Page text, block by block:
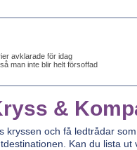
avklarade för idag
man inte blir helt försoffad
&
kryssen och få ledtrådar
Kan du lista ut